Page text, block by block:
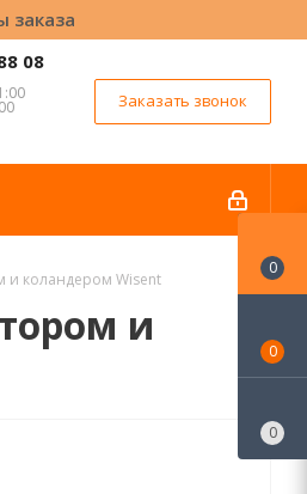
заказа
08
Заказать звонок
и коландером Wisent
и
0
0
0